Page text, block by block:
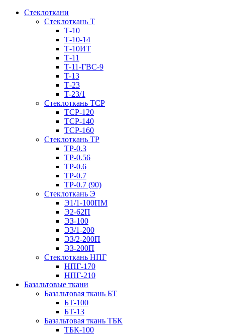
Стеклоткани
Стеклоткань Т
Т-10
Т-10-14
Т-10ИТ
Т-11
T-11-ГВС-9
T-13
Т-23
T-23/1
Стеклоткань ТСР
ТСР-120
ТСР-140
ТСР-160
Стеклоткань ТР
ТР-0.3
ТР-0.56
ТР-0.6
ТР-0.7
ТР-0.7 (90)
Стеклоткань Э
Э1/1-100ПМ
Э2-62П
ЭЗ-100
Э3/1-200
ЭЗ/2-200П
ЭЗ-200П
Стеклоткань НПГ
НПГ-170
НПГ-210
Базальтовые ткани
Базальтовая ткань БТ
БТ-100
БТ-13
Базальтовая ткань ТБК
ТБК-100